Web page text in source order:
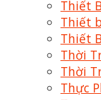
Thiết
Thiết
Thiết
Thời
Thời
Thực